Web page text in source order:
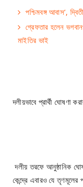
পশ্চিমবঙ্গ আবাস’,
গ্রেফতার হলেন
মাইতির ভাই
দলীয়ভাবে প্রার্থী ঘোষণা
দলীয় তরফে আনুষ্ঠানিক
কেন্দ্রে এবারও যে তৃণমূলের